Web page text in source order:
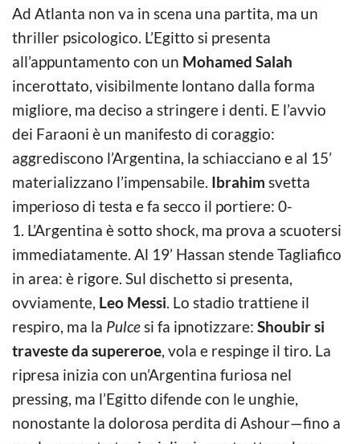
Ad Atlanta non va in scena una partita, ma un
thriller psicologico. L’Egitto si presenta
all’appuntamento con un Mohamed Salah
incerottato, visibilmente lontano dalla forma
migliore, ma deciso a stringere i denti. E l’avvio
dei Faraoni è un manifesto di coraggio:
aggrediscono l’Argentina, la schiacciano e al 15’
materializzano l’impensabile. Ibrahim svetta
imperioso di testa e fa secco il portiere: 0-
1. L’Argentina è sotto shock, ma prova a scuotersi
immediatamente. Al 19’ Hassan stende Tagliafico
in area: è rigore. Sul dischetto si presenta,
ovviamente, Leo Messi . Lo stadio trattiene il
respiro, ma la Pulce si fa ipnotizzare: Shoubir si
traveste da supereroe , vola e respinge il tiro. La
ripresa inizia con un’Argentina furiosa nel
pressing, ma l’Egitto difende con le unghie,
nonostante la dolorosa perdita di Ashour—fino a